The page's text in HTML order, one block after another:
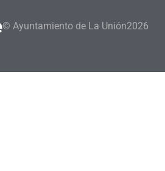
© Ayuntamiento de La Unión2026